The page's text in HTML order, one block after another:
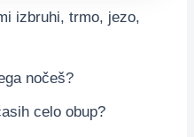
izbruhi, trmo, jezo,
nočeš?
celo obup?